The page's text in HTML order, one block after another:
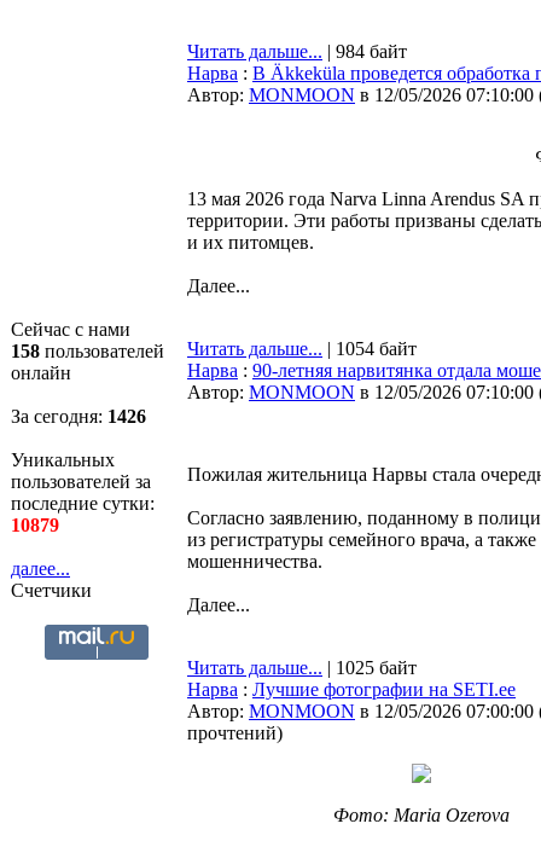
Сейчас с нами
158 пользователей
онлайн
За сегодня: 1426
Уникальных
пользователей за
последние сутки:
10879
далее...
Счетчики
Читать дальше... | 984 байт
Нарва : В Äkkeküla проведется обработка
Автор: MONMOON в 12/05/2026 07:10:00
13 мая 2026 года Narva Linna Arendus SA
территории. Эти работы призваны
и их питомцев.
Далее...
Читать дальше... | 1054 байт
Нарва : 90-летняя нарвитянка отдала
Автор: MONMOON в 12/05/2026 07:10:00
Пожилая жительница Нарвы стала
Согласно заявлению, поданному в
из регистратуры семейного врача, а
мошенничества.
Далее...
Читать дальше... | 1025 байт
Нарва : Лучшие фотографии на SETI.ee
Автор: MONMOON в 12/05/2026 07:00:00
прочтений)
Фото: Maria Ozerova